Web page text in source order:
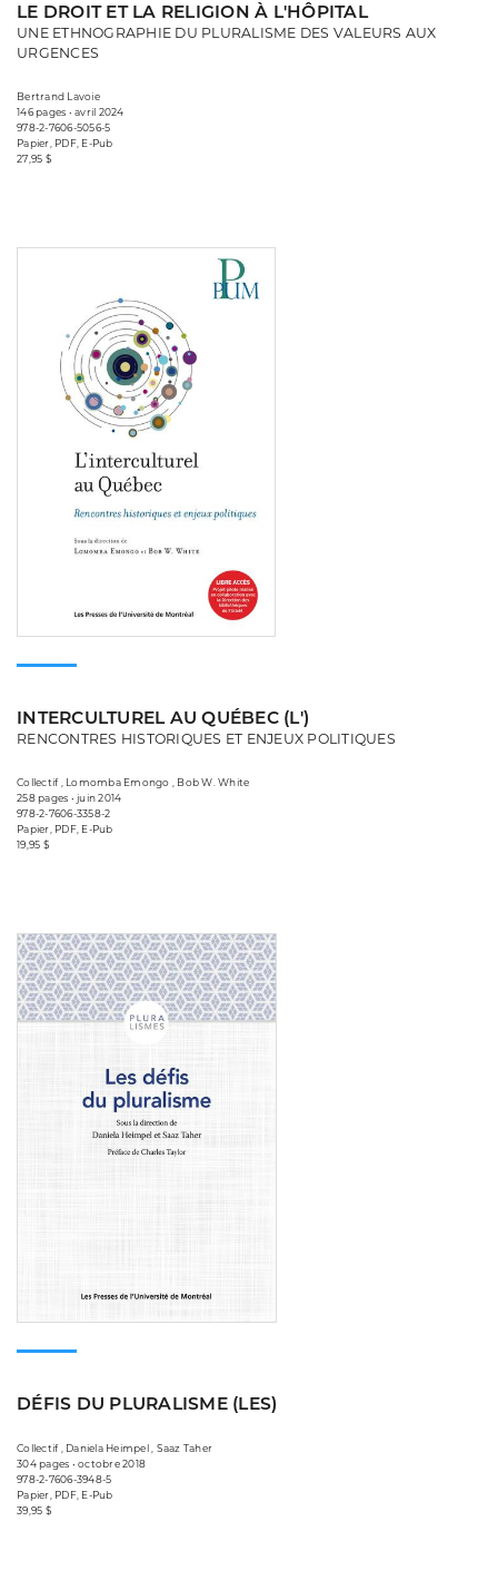
LE DROIT ET LA RELIGION À L'HÔPITAL
UNE ETHNOGRAPHIE DU PLURALISME DES VALEURS AUX
URGENCES
Bertrand Lavoie
146 pages • avril 2024
978-2-7606-5056-5
Papier, PDF, E-Pub
27,95 $
INTERCULTUREL AU QUÉBEC (L')
RENCONTRES HISTORIQUES ET ENJEUX POLITIQUES
Collectif , Lomomba Emongo , Bob W. White
258 pages • juin 2014
978-2-7606-3358-2
Papier, PDF, E-Pub
19,95 $
DÉFIS DU PLURALISME (LES)
Collectif , Daniela Heimpel , Saaz Taher
304 pages • octobre 2018
978-2-7606-3948-5
Papier, PDF, E-Pub
39,95 $